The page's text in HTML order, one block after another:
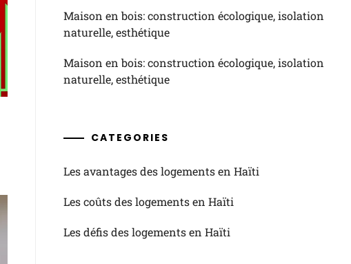
Maison en bois: construction écologique, isolation
naturelle, esthétique
Maison en bois: construction écologique, isolation
naturelle, esthétique
CATEGORIES
Les avantages des logements en Haïti
Les coûts des logements en Haïti
Les défis des logements en Haïti